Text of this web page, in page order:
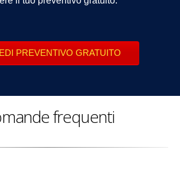
PREVENTIVO GRATUITO
frequenti